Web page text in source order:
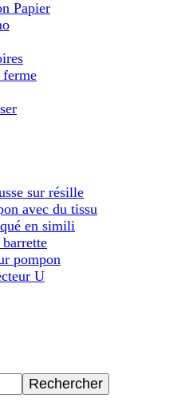
Papier
ferme
sur résille
avec du tissu
en simili
pompon
U